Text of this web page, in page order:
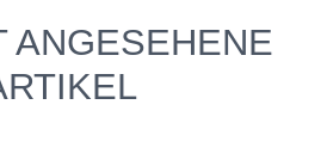
ANGESEHENE